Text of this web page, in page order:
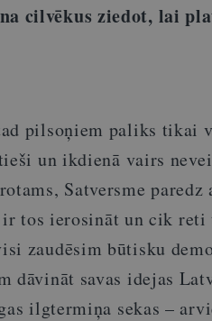
cilvēkus ziedot, lai
pilsoņiem paliks tikai
un ikdienā vairs
Satversme
tos ierosināt un cik reti
zaudēsim būtisku
dāvināt savas idejas
ilgtermiņa sekas –